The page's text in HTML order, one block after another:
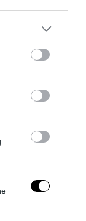
more Google
may click to
party tags to
below Google